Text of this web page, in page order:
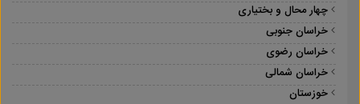
چهار محال و بختیاری
خراسان جنوبی
خراسان رضوی
خراسان شمالی
خوزستان